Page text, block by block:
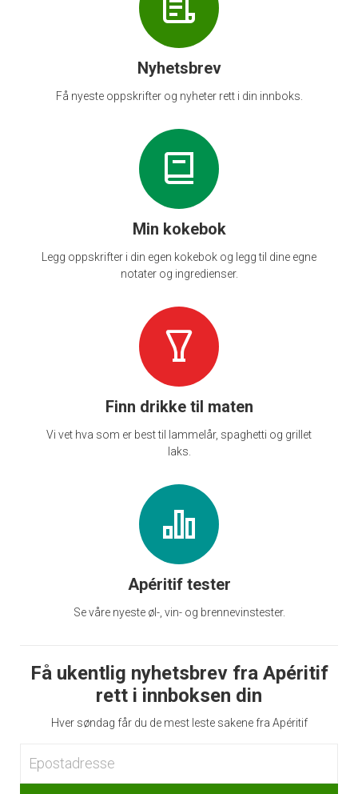
Nyhetsbrev
Få nyeste oppskrifter og nyheter rett i din innboks.
Min kokebok
Legg oppskrifter i din egen kokebok og legg til dine egne
notater og ingredienser.
Finn drikke til maten
Vi vet hva som er best til lammelår, spaghetti og grillet
laks.
Apéritif tester
Se våre nyeste øl-, vin- og brennevinstester.
Få ukentlig nyhetsbrev fra Apéritif
rett i innboksen din
Hver søndag får du de mest leste sakene fra Apéritif